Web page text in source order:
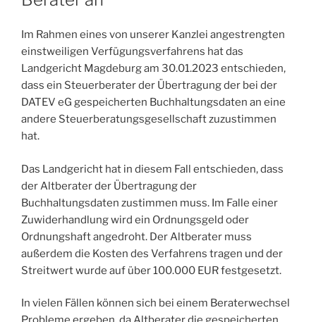
Im Rahmen eines von unserer Kanzlei angestrengten
einstweiligen Verfügungsverfahrens hat das
Landgericht Magdeburg am 30.01.2023 entschieden,
dass ein Steuerberater der Übertragung der bei der
DATEV eG gespeicherten Buchhaltungsdaten an eine
andere Steuerberatungsgesellschaft zuzustimmen
hat.
Das Landgericht hat in diesem Fall entschieden, dass
der Altberater der Übertragung der
Buchhaltungsdaten zustimmen muss. Im Falle einer
Zuwiderhandlung wird ein Ordnungsgeld oder
Ordnungshaft angedroht. Der Altberater muss
außerdem die Kosten des Verfahrens tragen und der
Streitwert wurde auf über 100.000 EUR festgesetzt.
In vielen Fällen können sich bei einem Beraterwechsel